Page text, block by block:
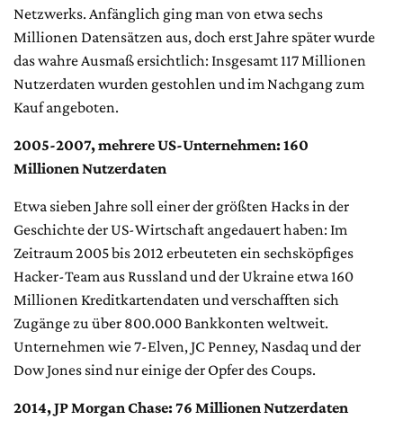
Netzwerks. Anfänglich ging man von etwa sechs
Millionen Datensätzen aus, doch erst Jahre später wurde
das wahre Ausmaß ersichtlich: Insgesamt 117 Millionen
Nutzerdaten wurden gestohlen und im Nachgang zum
Kauf angeboten.
2005-2007, mehrere US-Unternehmen: 160
Millionen Nutzerdaten
Etwa sieben Jahre soll einer der größten Hacks in der
Geschichte der US-Wirtschaft angedauert haben: Im
Zeitraum 2005 bis 2012 erbeuteten ein sechsköpfiges
Hacker-Team aus Russland und der Ukraine etwa 160
Millionen Kreditkartendaten und verschafften sich
Zugänge zu über 800.000 Bankkonten weltweit.
Unternehmen wie 7-Elven, JC Penney, Nasdaq und der
Dow Jones sind nur einige der Opfer des Coups.
2014, JP Morgan Chase: 76 Millionen Nutzerdaten